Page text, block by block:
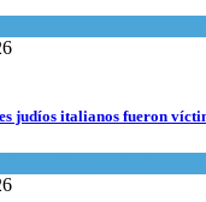
judíos italianos fueron